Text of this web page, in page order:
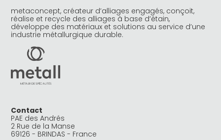
metaconcept, créateur d’alliages engagés, conçoit,
réalise et recycle des alliages à base d’étain,
développe des matériaux et solutions au service d’une
industrie métallurgique durable.
Contact
PAE des Andrés
2 Rue de la Manse
69126 - BRINDAS - France